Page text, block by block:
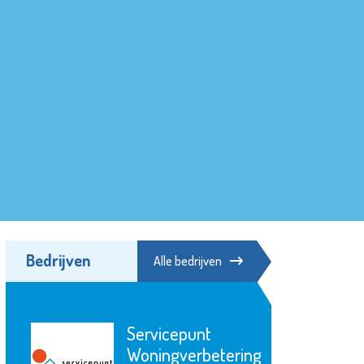
Bedrijven Alle bedrijven
Servicepunt
Woningverbetering